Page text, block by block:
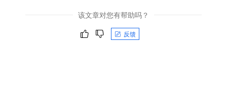
该文章对您有帮助吗？
反馈